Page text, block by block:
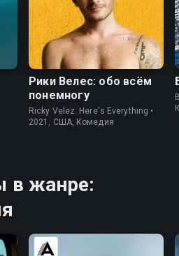
6.2 6.5
Рики Велес: обо всём
понемногу
Ricky Velez: Here's Everything •
2021, США, Комедия
в жанре: